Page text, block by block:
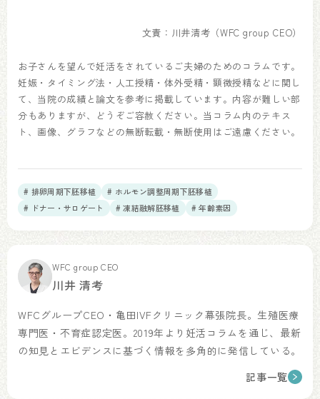
文責：川井清考（WFC group CEO）
お子さんを望んで妊活をされているご夫婦のためのコラムです。
妊娠・タイミング法・人工授精・体外受精・顕微授精などに関し
て、当院の成績と論文を参考に掲載しています。内容が難しい部
分もありますが、どうぞご容赦ください。当コラム内のテキス
ト、画像、グラフなどの無断転載・無断使用はご遠慮ください。
# 排卵周期下胚移植
# ホルモン調整周期下胚移植
# ドナー・サロゲート
# 凍結融解胚移植 # 年齢素因
WFC group CEO
川井 清考
WFCグループCEO・亀田IVFクリニック幕張院長。生殖医療
専門医・不育症認定医。2019年より妊活コラムを通じ、最新
の知見とエビデンスに基づく情報を多角的に発信している。
記事一覧